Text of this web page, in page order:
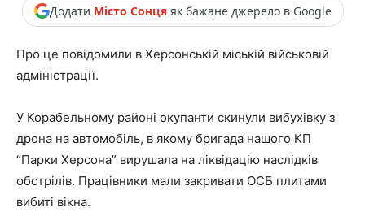
Додати Місто Сонцяяк бажане джерело в Google
Про це повідомили в Херсонській міській військовій
адміністрації.
У Корабельному районі окупанти скинули вибухівку з
дрона на автомобіль, в якому бригада нашого КП
“Парки Херсона” вирушала на ліквідацію наслідків
обстрілів. Працівники мали закривати ОСБ плитами
вибиті вікна.